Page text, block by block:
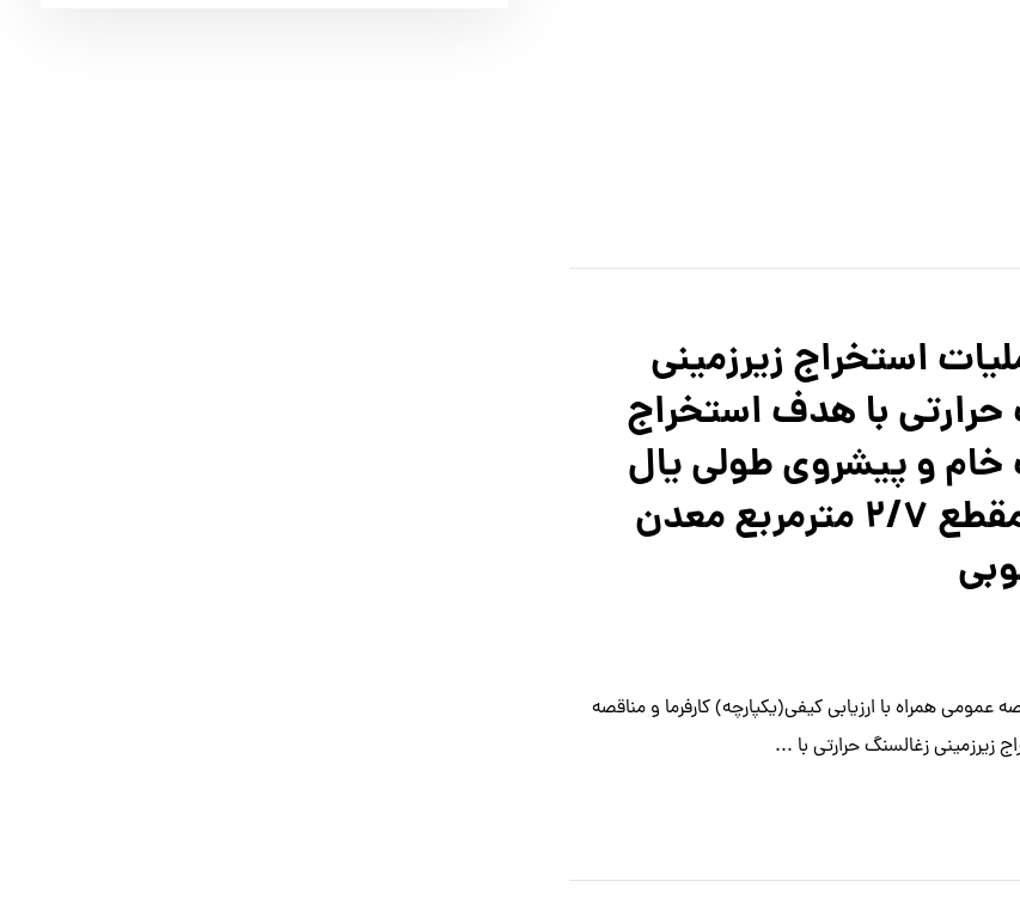
استخراج زیرزمینی
حرارتی با هدف استخراج
خام و پیشروی طولی یال
جنوبیبا مقطع ۲/۷ مترمربع معدن
عمومی همراه با ارزیابی کیفی(یکپارچه) كارفرما و مناقصه
زیرزمینی زغالسنگ حرارتی با ...